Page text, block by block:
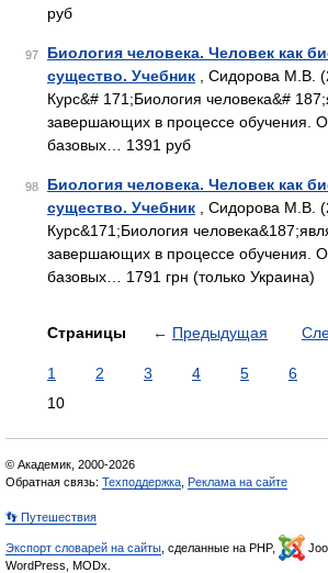
руб
97
Биология человека. Человек как
существо. Учебник , Сидорова М.В.
Курс&# 171;Биология человека&#
завершающих в процессе обучения.
базовых… 1391 руб
98
Биология человека. Человек как
существо. Учебник , Сидорова М.В.
Курс&171;Биология
завершающих в процессе обучения.
базовых… 1791 грн (только Украина)
Страницы ← Предыдущая
1 2 3 4 5 6
10
© Академик, 2000-2026
Обратная связь: Техподдержка Реклама на сайте
👣 Путешествия
Экспорт словарей на сайты , сделанные на PHP,
WordPress, MODx.